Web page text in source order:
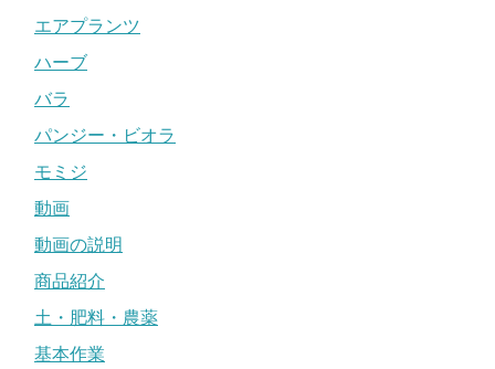
エアプランツ
ハーブ
バラ
パンジー・ビオラ
モミジ
動画
動画の説明
商品紹介
土・肥料・農薬
基本作業